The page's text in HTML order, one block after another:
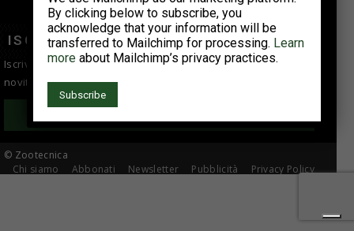
ISCRIVITI ALLA NEWSLETTER
Iscriviti alla newsletter per essere sempre informato sulle
novità del settore avicolo!
© Zootecnica
Chi siamo
Abbonati Newsletter Pubblicità Privacy Policy
By clicking below to subscribe, you
acknowledge that your information will be
transferred to Mailchimp for processing. Learn
more about Mailchimp’s privacy practices.